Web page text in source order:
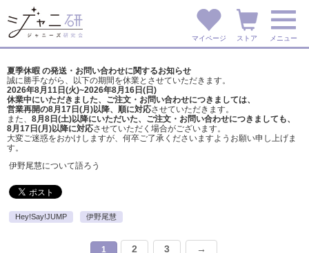
マイページ ストア メニュー
夏季休暇 の発送・お問い合わせに関するお知らせ
誠に勝手ながら、以下の期間を休業とさせていただきます。
2026年8月11日(火)~2026年8月16日(日)
休業中にいただきました、ご注文・お問い合わせにつきましては、
営業再開の8月17日(月)以降、順に対応させていただきます。
また、 8月8日(土)以降にいただいた、ご注文・ お問い合わせにつきましても、
8月17日(月)以降に対応させていただく場合がございます。
大変ご迷惑をおかけしますが、 何卒ご了承くださいますようお願い申し上げま
す。
伊野尾慧について語ろう
Hey!Say!JUMP 伊野尾慧
1 2 3 →